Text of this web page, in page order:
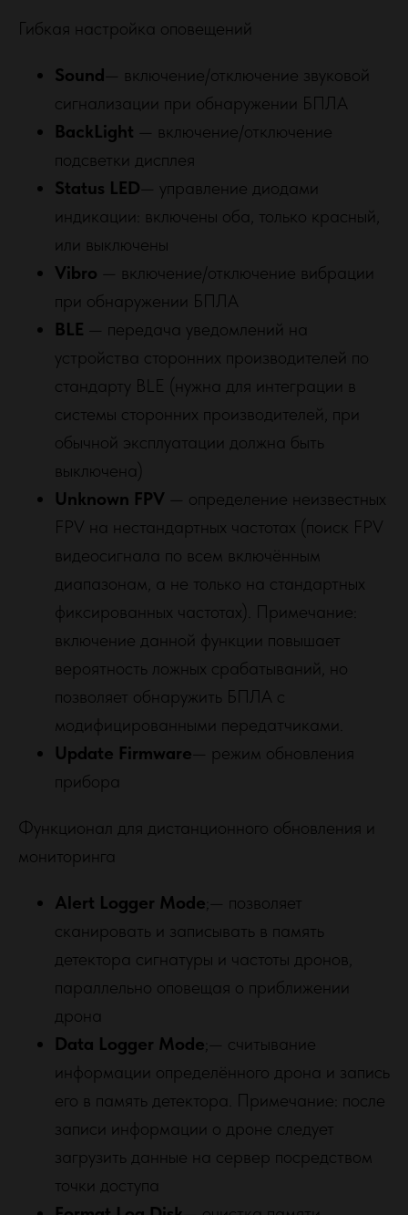
Гибкая настройка оповещений
Sound— включение/отключение звуковой
сигнализации при обнаружении БПЛА
BackLight — включение/отключение
подсветки дисплея
Status LED— управление диодами
индикации: включены оба, только красный,
или выключены
Vibro — включение/отключение вибрации
при обнаружении БПЛА
BLE — передача уведомлений на
устройства сторонних производителей по
стандарту BLE (нужна для интеграции в
системы сторонних производителей, при
обычной эксплуатации должна быть
выключена)
Unknown FPV — определение неизвестных
FPV на нестандартных частотах (поиск FPV
видеосигнала по всем включённым
диапазонам, а не только на стандартных
фиксированных частотах). Примечание:
включение данной функции повышает
вероятность ложных срабатываний, но
позволяет обнаружить БПЛА с
модифицированными передатчиками.
Update Firmware— режим обновления
прибора
Функционал для дистанционного обновления и
мониторинга
Alert Logger Mode;— позволяет
сканировать и записывать в память
детектора сигнатуры и частоты дронов,
параллельно оповещая о приближении
дрона
Data Logger Mode;— считывание
информации определённого дрона и запись
его в память детектора. Примечание: после
записи информации о дроне следует
загрузить данные на сервер посредством
точки доступа
надежный партнер для бизнеса с широким спектром
инновационных решений
УСЛУГИ
КАТАЛОГ
СТАЦИОНАРНЫЕ СИСТЕМЫ РЭБ
РЭБ НА ТЕХНИКУ
ЛИДАРЫ И 3D-СКАНЕРЫ
НАМОТОЧНЫЕ СТАНКИ
КОНТАКТЫ
ООО "РУСХЕЛТЕХ" ИНН: 9721258330
КПП: 772101001 ОГРН: 1257700462029
Адрес: 109428, г. Москва,Рязанский пр-кт,